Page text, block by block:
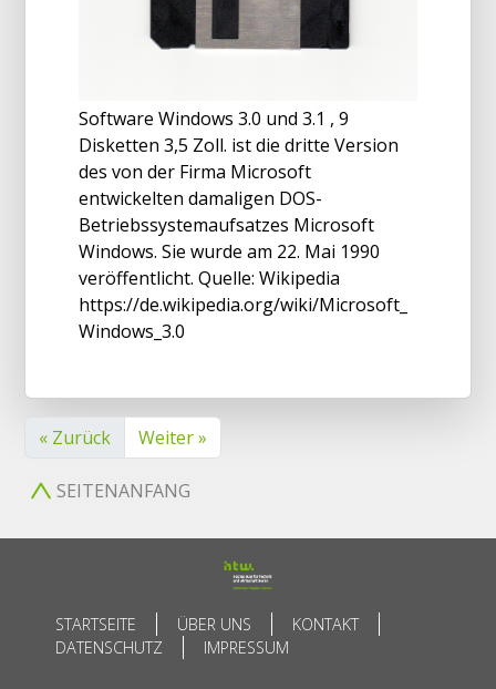
Software Windows 3.0 und 3.1 , 9
Disketten 3,5 Zoll. ist die dritte Version
des von der Firma Microsoft
entwickelten damaligen DOS-
Betriebssystemaufsatzes Microsoft
Windows. Sie wurde am 22. Mai 1990
veröffentlicht. Quelle: Wikipedia
https://de.wikipedia.org/wiki/Microsoft_
Windows_3.0
« Zurück Weiter »
SEITENANFANG
STARTSEITE ÜBER UNS
KONTAKT
DATENSCHUTZ
IMPRESSUM